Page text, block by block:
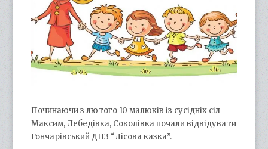
Починаючи з лютого 10 малюків із сусідніх сіл
Максим, Лебедівка, Соколівка почали відвідувати
Гончарівський ДНЗ “Лісова казка”.